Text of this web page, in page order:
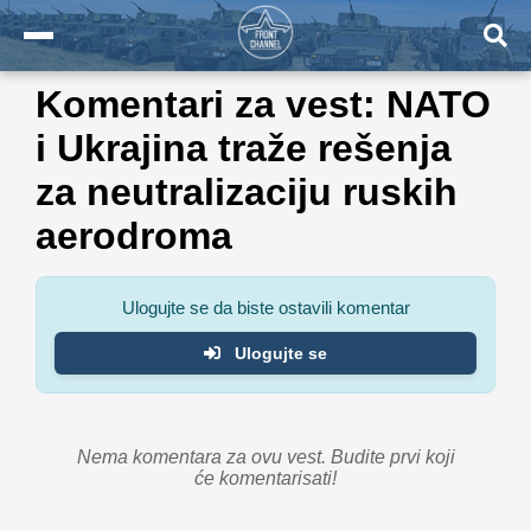
Komentari za vest: NATO
i Ukrajina traže rešenja
za neutralizaciju ruskih
aerodroma
Ulogujte se da biste ostavili komentar
Ulogujte se
Nema komentara za ovu vest. Budite prvi koji
će komentarisati!